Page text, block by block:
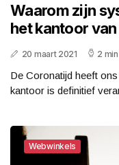
Waarom zijn
het kantoor
20 maart 2021 2
De Coronatijd heeft
kantoor is definitief
Webwinkels